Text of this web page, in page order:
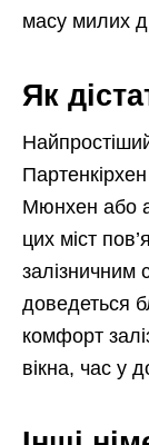
масу милих
Як
Мюнхен або
цих міст
залізничним
доведеться
комфорт
вікна, час у